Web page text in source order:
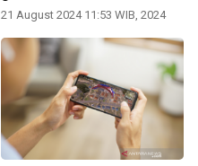
21 August 2024 11:53 WIB, 2024